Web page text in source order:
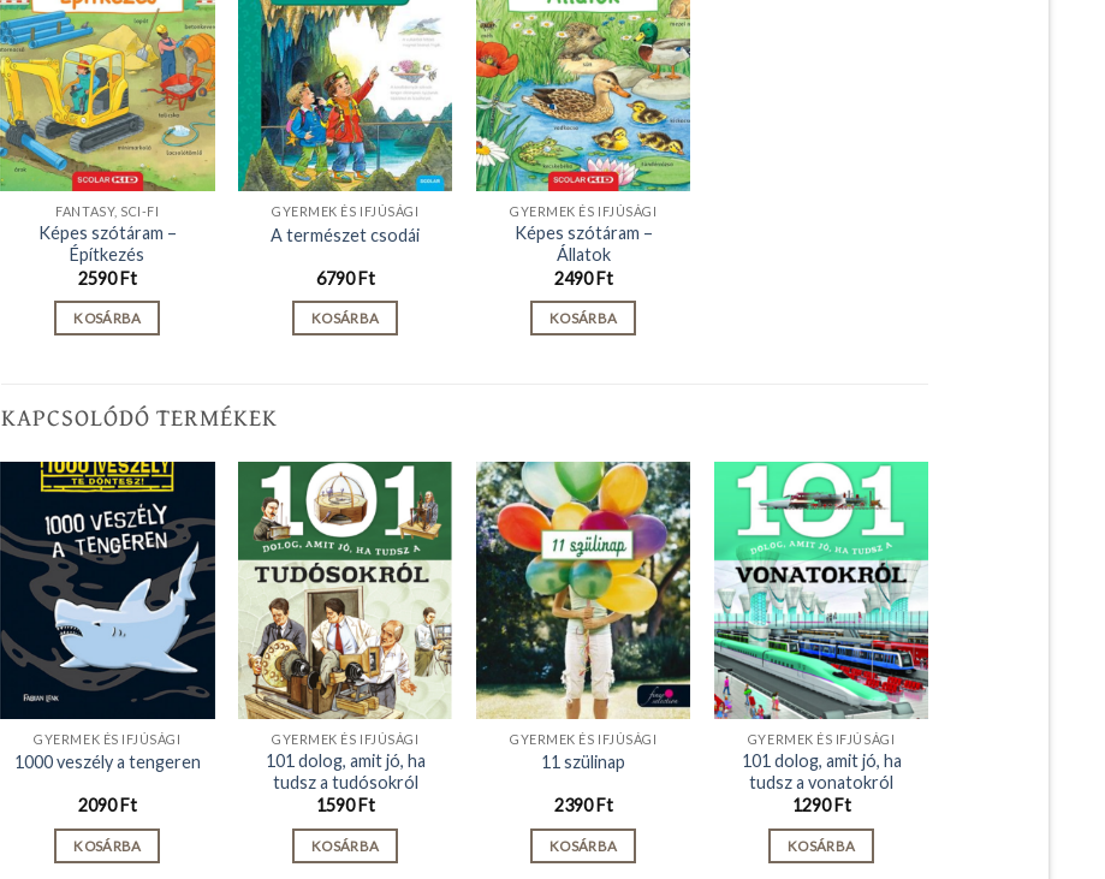
FANTASY, SCI-FI
Képes szótáram –
Építkezés
2590Ft
KOSÁRBA
GYERMEK ÉS IFJÚSÁGI
A természet csodái
6790Ft
KOSÁRBA
GYERMEK ÉS IFJÚSÁGI
Képes szótáram –
Állatok
2490Ft
KOSÁRBA
KAPCSOLÓDÓ TERMÉKEK
GYERMEK ÉS IFJÚSÁGI
1000 veszély a tengeren
2090Ft
KOSÁRBA
GYERMEK ÉS IFJÚSÁGI
101 dolog, amit jó, ha
tudsz a tudósokról
1590Ft
KOSÁRBA
GYERMEK ÉS IFJÚSÁGI
11 szülinap
2390Ft
KOSÁRBA
GYERMEK ÉS IFJÚSÁGI
101 dolog, amit jó, ha
tudsz a vonatokról
1290Ft
KOSÁRBA